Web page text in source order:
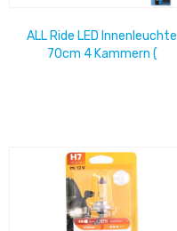
ALL Ride LED Innenleuchte
70cm 4 Kammern (